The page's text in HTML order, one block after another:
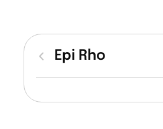
Epi Rho